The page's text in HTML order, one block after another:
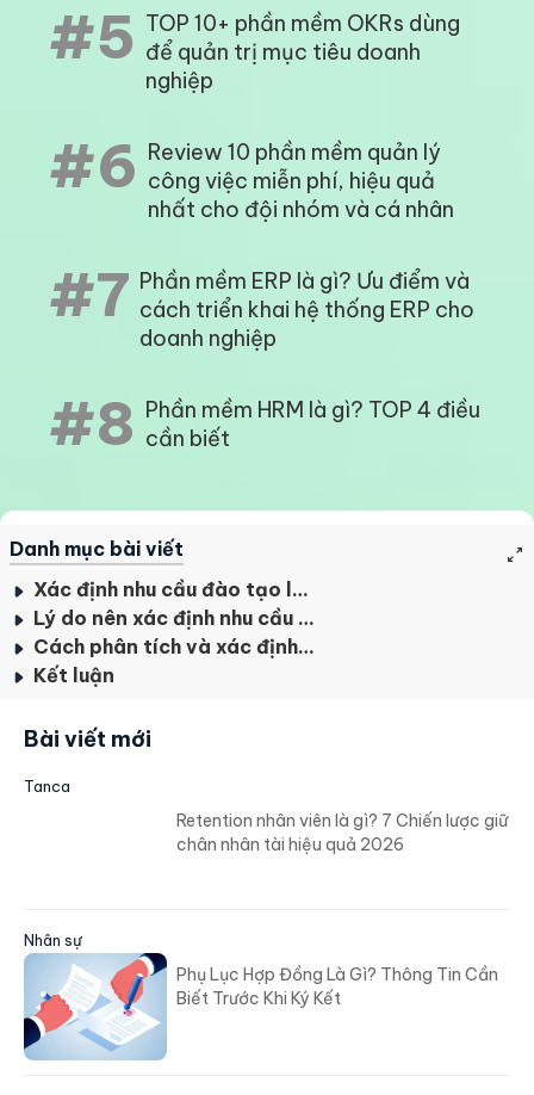
#5 TOP 10+ phần mềm OKRs dùng
để quản trị mục tiêu doanh
nghiệp
#6 Review 10 phần mềm quản lý
công việc miễn phí, hiệu quả
nhất cho đội nhóm và cá nhân
#7 Phần mềm ERP là gì? Ưu điểm và
cách triển khai hệ thống ERP cho
doanh nghiệp
#8 Phần mềm HRM là gì? TOP 4 điều
cần biết
Danh mục bài viết
Xác định nhu cầu đào tạo là gì?
Lý do nên xác định nhu cầu đào tạo nhân sự
Cách phân tích và xác định nhu cầu đào tạo của nhân viên
Kết luận
Bài viết mới
Tanca
Retention nhân viên là gì? 7 Chiến lược giữ
chân nhân tài hiệu quả 2026
Nhân sự
Phụ Lục Hợp Đồng Là Gì? Thông Tin Cần
Biết Trước Khi Ký Kết